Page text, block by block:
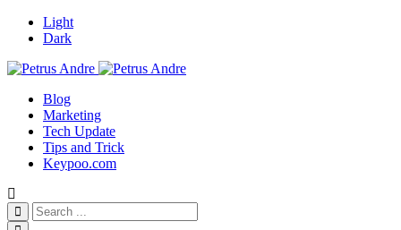
Light
Dark
Blog
Marketing
Tech Update
Tips and Trick
Keypoo.com